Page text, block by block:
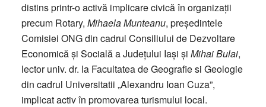
distins printr-o activă implicare civică în organizații
precum Rotary, Mihaela Munteanu, președintele
Comisiei ONG din cadrul Consiliului de Dezvoltare
Economică și Socială a Județului Iași și Mihai Bulai,
lector univ. dr. la Facultatea de Geografie si Geologie
din cadrul Universitatii „Alexandru Ioan Cuza”,
implicat activ în promovarea turismului local.